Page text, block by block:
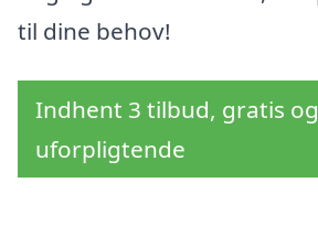
til dine behov!
Indhent 3 tilbud, gratis og
uforpligtende